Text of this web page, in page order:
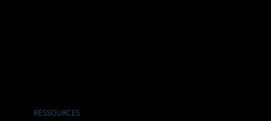
RESSOURCES